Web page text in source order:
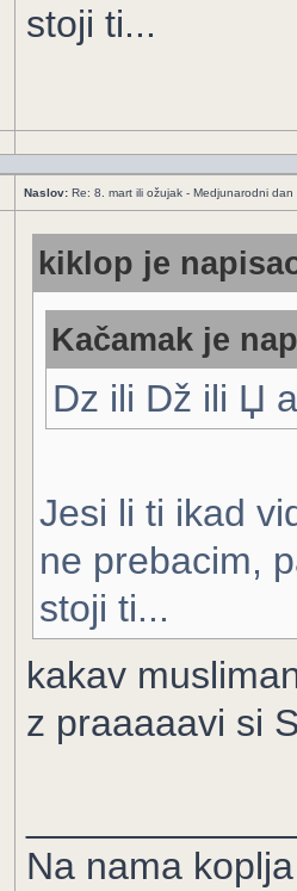
stoji ti...
Naslov: Re: 8. mart ili ožujak - Medjunarodni dan
kiklop je
Kačamak je
Dz ili Dž ili Џ
Jesi li ti ikad
ne prebacim,
stoji ti...
kakav
z praaaaavi si
Na nama